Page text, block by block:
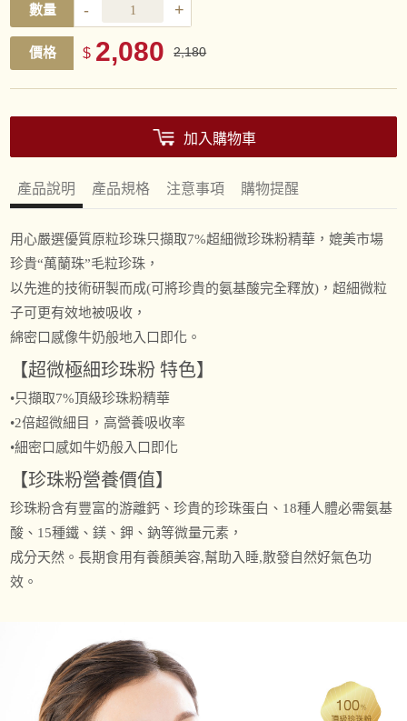
數量 - +
價格 $ 2,080 2,180
加入購物車
產品說明 產品規格 注意事項 購物提醒
用心嚴選優質原粒珍珠只擷取7%超細微珍珠粉精華，媲美市場
珍貴“萬蘭珠”毛粒珍珠，
以先進的技術研製而成(可將珍貴的氨基酸完全釋放)，超細微粒
子可更有效地被吸收，
綿密口感像牛奶般地入口即化。
【超微極細珍珠粉 特色】
•只擷取7%頂級珍珠粉精華
•2倍超微細目，高營養吸收率
•細密口感如牛奶般入口即化
【珍珠粉營養價值】
珍珠粉含有豐富的游離鈣、珍貴的珍珠蛋白、18種人體必需氨基
酸、15種鐵、鎂、鉀、鈉等微量元素，
成分天然。長期食用有養顏美容,幫助入睡,散發自然好氣色功
效。